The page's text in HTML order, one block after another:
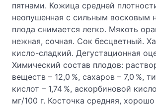
пятнами. Кожица средней
неопушенная с сильным восковым
плода снимается легко. Мякоть
нежная, сочная. Сок бесцветный.
кисло-сладкий. Дегустационная
Химический состав плодов:
веществ – 12,0 %, сахаров – 7,0 %,
кислот – 1,74 %, аскорбиновой
мг/100 г. Косточка средняя, хорошо